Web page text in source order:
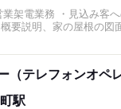
業架電業務 ・見込み客
要説明、家の屋根の図
（テレフォンオペ
駅